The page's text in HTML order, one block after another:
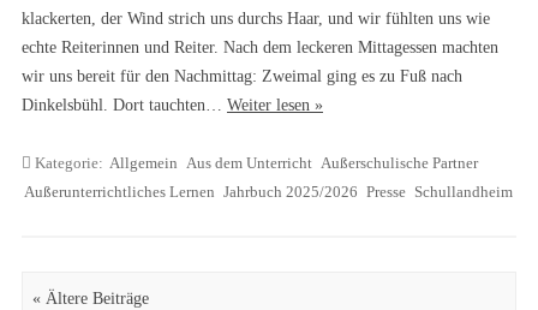
klackerten, der Wind strich uns durchs Haar, und wir fühlten uns wie
echte Reiterinnen und Reiter. Nach dem leckeren Mittagessen machten
wir uns bereit für den Nachmittag: Zweimal ging es zu Fuß nach
Dinkelsbühl. Dort tauchten… Weiter lesen »
Kategorie: Allgemein Aus dem Unterricht Außerschulische Partner
Außerunterrichtliches Lernen Jahrbuch 2025/2026 Presse Schullandheim
Artikel Navigation
« Ältere Beiträge